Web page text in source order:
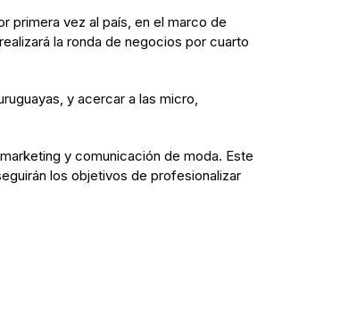
primera vez al país, en el marco de
la ronda de negocios por cuarto
y acercar a las micro,
y comunicación de moda. Este
los objetivos de profesionalizar